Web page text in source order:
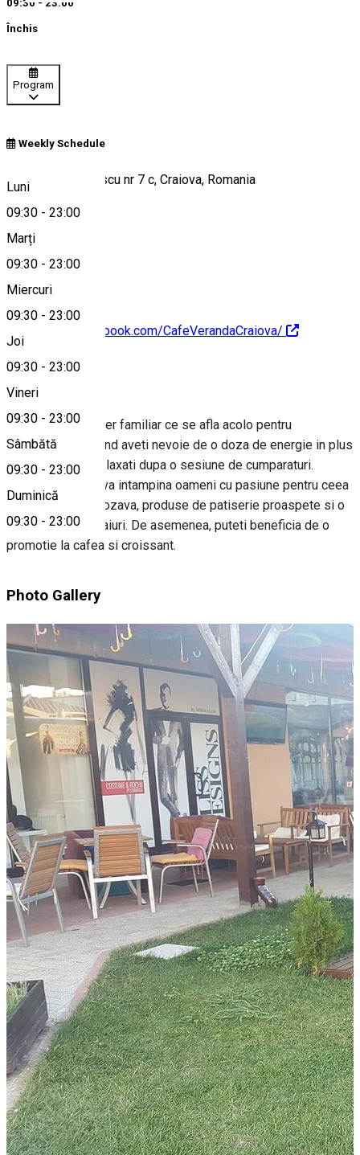
09:30 - 23:00
Închis
Program
Weekly Schedule
Luni
09:30 - 23:00
Marți
09:30 - 23:00
Miercuri
09:30 - 23:00
Joi
09:30 - 23:00
Vineri
09:30 - 23:00
Sâmbătă
09:30 - 23:00
Duminică
09:30 - 23:00
aristizza romanescu nr 7 c, Craiova, Romania
Hartă
https://www.facebook.com/CafeVerandaCraiova/
Despre
O cafenea cu un aer familiar ce se afla acolo pentru
dumnevoastra, cand aveti nevoie de o doza de energie in plus
sau doriti sa va relaxati dupa o sesiune de cumparaturi.
La Cafe Veranda va intampina oameni cu pasiune pentru ceea
ce fac, o cafea grozava, produse de patiserie proaspete si o
gama larga de ceaiuri. De asemenea, puteti beneficia de o
promotie la cafea si croissant.
Photo Gallery